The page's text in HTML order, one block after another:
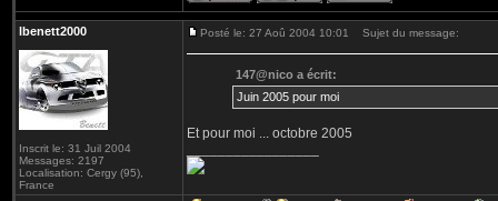
lbenett2000
Inscrit le: 31 Juil 2004
Messages: 2197
Localisation: Cergy (95),
France
Posté le: 27 Aoû 2004 10:01 Sujet du message:
147@nico a écrit:
Juin 2005 pour moi
Et pour moi ... octobre 2005